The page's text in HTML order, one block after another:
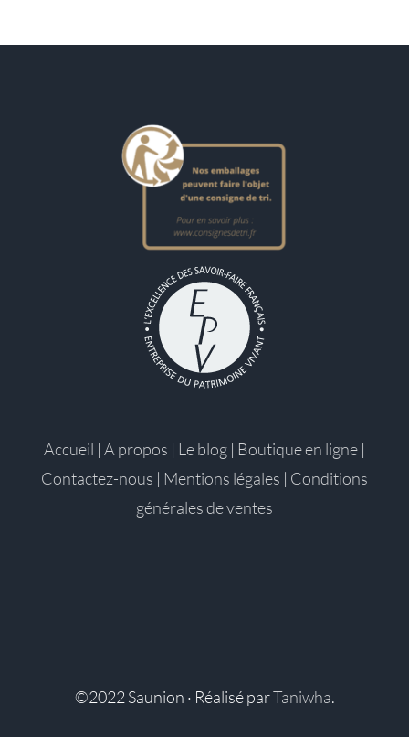
Accueil | A propos | Le blog | Boutique en ligne |
Contactez-nous | Mentions légales | Conditions
générales de ventes
©2022 Saunion · Réalisé parTaniwha.